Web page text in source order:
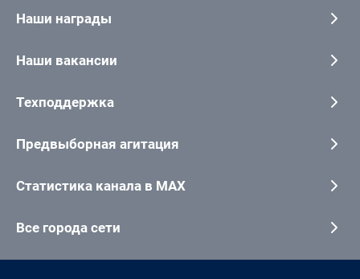
Наши награды
Наши вакансии
Техподдержка
Предвыборная агитация
Статистика канала в MAX
Все города сети